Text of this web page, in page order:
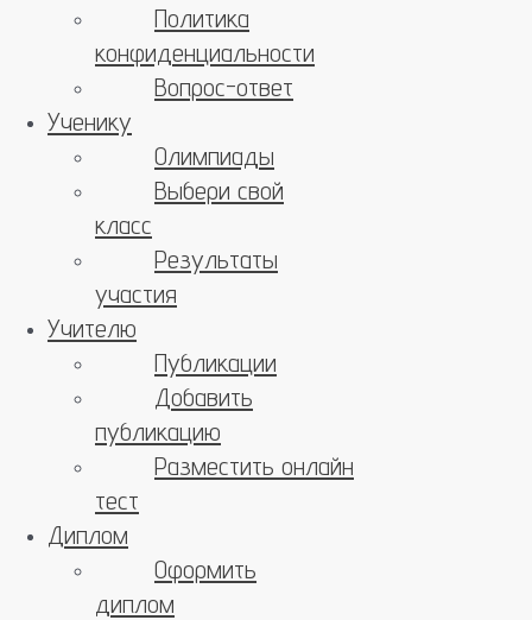
Политика
конфиденциальности
Вопрос-ответ
Ученику
Олимпиады
Выбери свой
класс
Результаты
участия
Учителю
Публикации
Добавить
публикацию
Разместить онлайн
тест
Диплом
Оформить
диплом